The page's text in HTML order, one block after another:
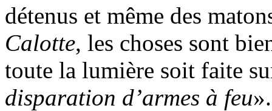
détenus et même des
Calotte, les choses sont
toute la lumière soit faite
disparation d’armes à feu».